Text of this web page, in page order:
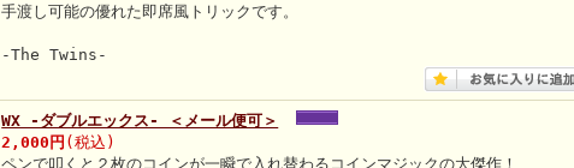
手渡し可能の優れた即席風トリックです。
-The Twins-
WX -ダブルエックス- ＜メール便可＞
2,000円 (税込)
ペンで叩くと２枚のコインが一瞬で入れ替わるコインマジックの大傑作！